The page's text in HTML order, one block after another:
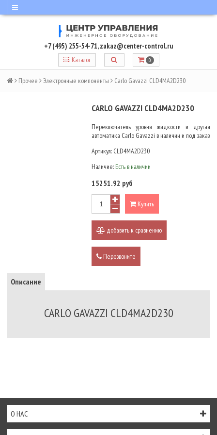
+7 (495) 255-54-71,zakaz@center-control.ru
Каталог 0
Прочее Электронные компоненты Carlo Gavazzi CLD4MA2D230
CARLO GAVAZZI CLD4MA2D230
Переключатель уровня жидкости и другая
автоматика Carlo Gavazzi в наличии и под заказ
Артикул: CLD4MA2D230
Наличие: Есть в наличии
15251.92 руб
Купить
добавить к сравнению
Перезвоните
Описание
CARLO GAVAZZI CLD4MA2D230
О НАС